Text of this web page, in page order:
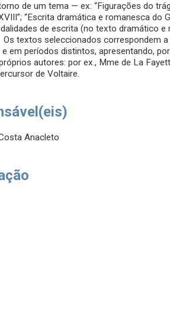
de um tema — ex: “Figurações do
“Escrita dramática e romanesca do
de escrita (no texto dramático e
textos seleccionados correspondem
em períodos distintos, apresentando,
autores: por ex., Mme de La
de Voltaire.
Anacleto